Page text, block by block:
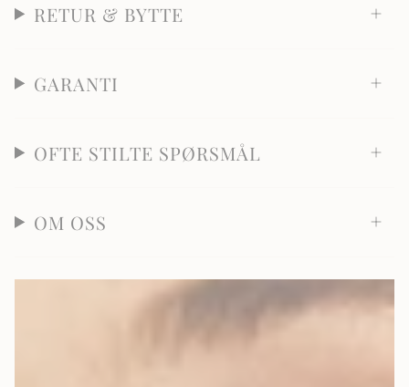
RETUR & BYTTE
GARANTI
OFTE STILTE SPØRSMÅL
OM OSS